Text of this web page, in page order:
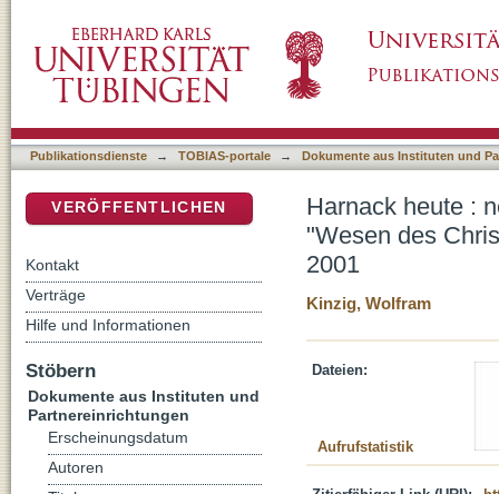
zu Harnacks 150. Geburtstag am 7. Mai
Publikationsdienste → TOBIAS-portale → Dokumente aus Instituten und
Harnack heute :
"Wesen des
2001
Kinzig, Wolfram
Dateien:
Aufrufstatistik
VERÖFFENTLICHEN
Kontakt
Verträge
Hilfe und Informationen
Stöbern
Dokumente aus Instituten und
Partnereinrichtungen
Erscheinungsdatum
Autoren